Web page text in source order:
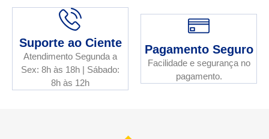
Suporte ao Ciente
Atendimento Segunda a
Sex: 8h às 18h | Sábado:
8h às 12h
Pagamento Seguro
Facilidade e segurança no
pagamento.